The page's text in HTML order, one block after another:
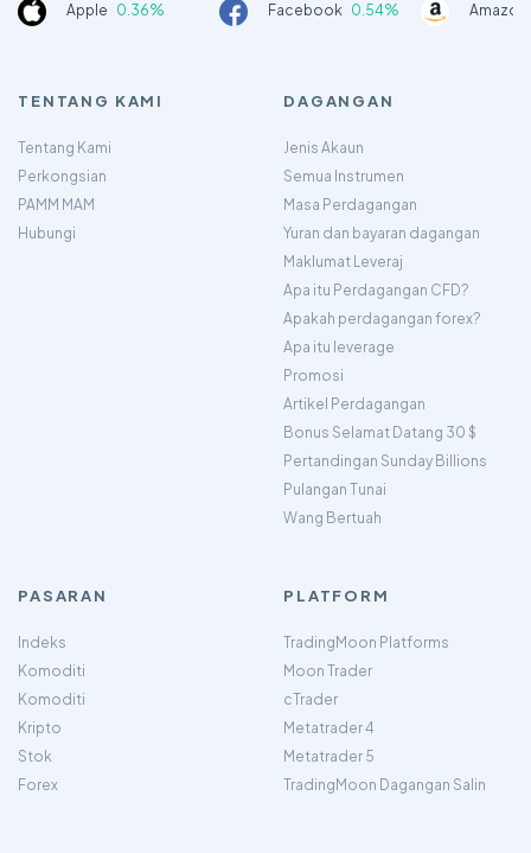
Apple 0.36% Facebook 0.54%
TENTANG KAMI
Tentang Kami
Perkongsian
PAMM MAM
Hubungi
DAGANGAN
Jenis Akaun
Semua Instrumen
Masa Perdagangan
Yuran dan bayaran dagangan
Maklumat Leveraj
Apa itu Perdagangan CFD?
Apakah perdagangan forex?
Apa itu leverage
Promosi
Artikel Perdagangan
Bonus Selamat Datang 30 $
Pertandingan Sunday Billions
Pulangan Tunai
Wang Bertuah
PASARAN
Indeks
Komoditi
Komoditi
Kripto
Stok
Forex
PLATFORM
TradingMoon Platforms
Moon Trader
cTrader
Metatrader 4
Metatrader 5
TradingMoon Dagangan Salin